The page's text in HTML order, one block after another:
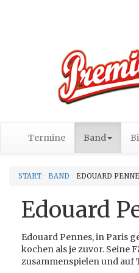
Termine Band
START BAND EDOUARD
Edouard
Edouard Pennes, in Paris
kochen als je zuvor. Seine
zusammenspielen und auf